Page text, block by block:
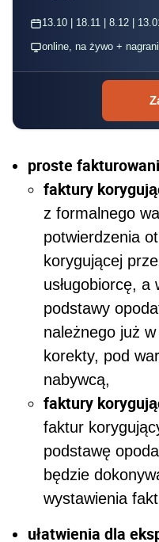
13.10 | 18.11 | 8.12 |
online, na żywo +
proste
faktury
z formalnego
potwierdzenia
korygującej
usługobiorcę,
podstawy
należnego już
korekty, pod
nabywcą,
faktury
faktur
podstawę
będzie
wystawienia
ułatwienia dla